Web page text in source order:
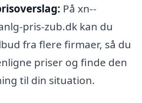
På xn--
pris-zub.dk kan du
fra flere firmaer, så du
priser og finde den
til din situation.